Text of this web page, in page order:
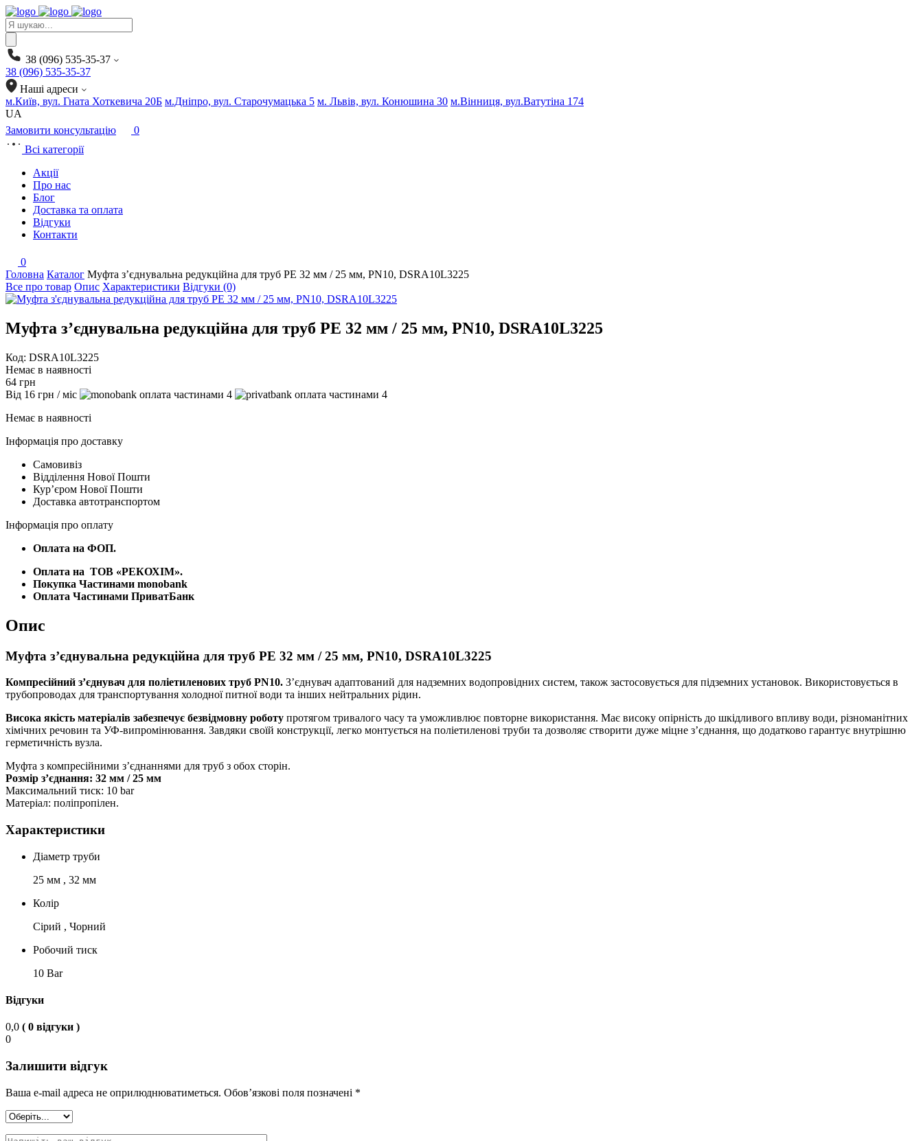
Products
search
38 (096) 535-35-37
38 (096) 535-35-37
Наші адреси
м.Київ, вул. Гната Хоткевича 20Б м.Дніпро, вул. Старочумацька 5 м. Львів, вул. Конюшина 30 м.Вінниця, вул.Ватутіна 174
UA
Замовити консультацію
0
Всі категорії
Акції
Про нас
Блог
Доставка та оплата
Відгуки
Контакти
0
Головна Каталог Муфта з’єднувальна редукційна для труб PE 32 мм / 25 мм, PN10, DSRA10L3225
Все про товар Опис Характеристики Відгуки (0)
Муфта з’єднувальна редукційна для труб PE 32 мм / 25 мм, PN10, DSRA10L3225
Код: DSRA10L3225
Немає в наявності
64 грн
Від 16 грн / міс 4
4
Немає в наявності
Інформація про доставку
Самовивіз
Відділення Нової Пошти
Курʼєром Нової Пошти
Доставка автотранспортом
Інформація про оплату
Оплата на ФОП.
Оплата на ТОВ «РЕКОХІМ».
Покупка Частинами monobank
Оплата Частинами ПриватБанк
Опис
Муфта з’єднувальна редукційна для труб PE 32 мм / 25 мм, PN10, DSRA10L3225
Компресійний з’єднувач для поліетиленових труб PN10. З’єднувач адаптований для надземних водопровідних систем, також застосовується для підземних установок. Використовується в
трубопроводах для транспортування холодної питної води та інших нейтральних рідин.
Висока якість матеріалів забезпечує безвідмовну роботу протягом тривалого часу та уможливлює повторне використання. Має високу опірність до шкідливого впливу води, різноманітних
хімічних речовин та УФ-випромінювання. Завдяки своїй конструкції, легко монтується на поліетиленові труби та дозволяє створити дуже міцне з’єднання, що додатково гарантує внутрішню
герметичність вузла.
Муфта з компресійними з’єднаннями для труб з обох сторін.
Розмір з’єднання: 32 мм / 25 мм
Максимальний тиск: 10 bar
Матеріал: поліпропілен.
Характеристики
Діаметр труби
25 мм , 32 мм
Колір
Сірий , Чорний
Робочий тиск
10 Bar
Відгуки
0,0 ( 0 відгуки )
0
Залишити відгук
Ваша e-mail адреса не оприлюднюватиметься. Обов’язкові поля позначені *